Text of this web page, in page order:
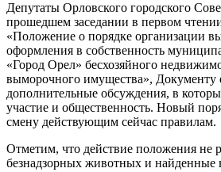
Депутаты Орловского городского
прошедшем заседании в первом
«Положение о порядке организации
оформления в собственность
«Город Орел» бесхозяйного
выморочного имущества», Документу
дополнительные обсуждения, в
участие и общественность. Новый
смену действующим сейчас правилам.
Отметим, что действие положения не
безнадзорных животных и найденные